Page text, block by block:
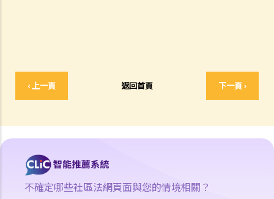
‹ 上一頁 返回首頁 下一頁 ›
9. 核對表評檢及案件管理問卷
10. 案件管理會議
涉及非致命意外的申索
若我因人身傷害提出申索，可否申請法律援助？
不確定哪些社區法網頁面與您的情境相關？